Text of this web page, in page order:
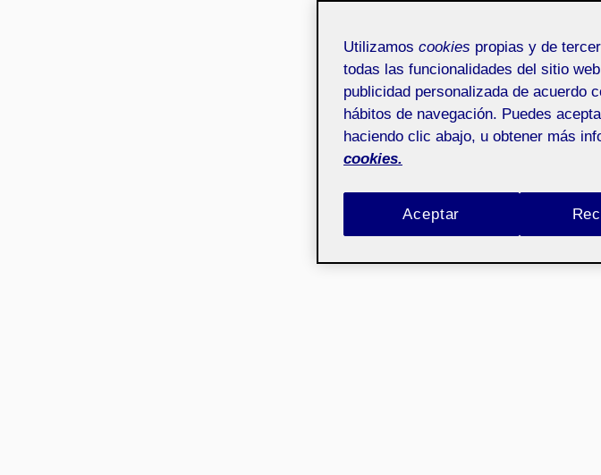
Utilizamos cookies propias y de
todas las funcionalidades del sitio
publicidad personalizada de acuerdo
hábitos de navegación. Puedes
haciendo clic abajo, u obtener más
cookies.
Aceptar